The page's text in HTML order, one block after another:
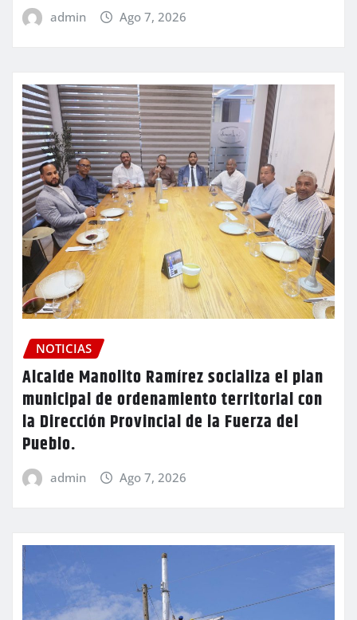
admin Ago 7, 2026
NOTICIAS
Alcalde Manolito Ramírez socializa el plan
municipal de ordenamiento territorial con
la Dirección Provincial de la Fuerza del
Pueblo.
admin Ago 7, 2026